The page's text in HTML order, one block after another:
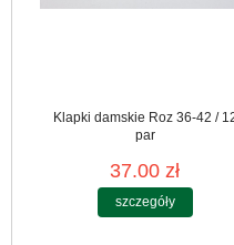
Klapki damskie Roz 36-42 /
par
37.00 zł
szczegóły